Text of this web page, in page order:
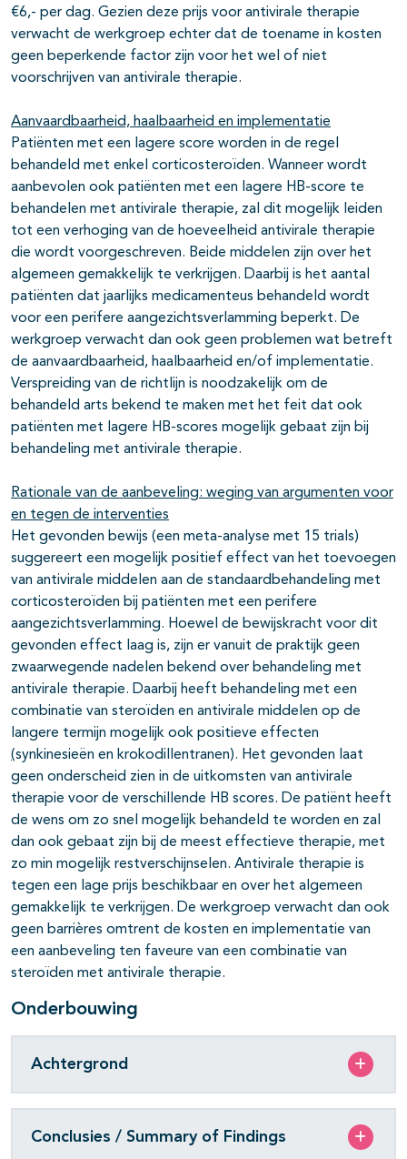
€6,- per dag. Gezien deze prijs voor antivirale therapie
verwacht de werkgroep echter dat de toename in kosten
geen beperkende factor zijn voor het wel of niet
voorschrijven van antivirale therapie.
Aanvaardbaarheid, haalbaarheid en implementatie
Patiënten met een lagere score worden in de regel
behandeld met enkel corticosteroïden. Wanneer wordt
aanbevolen ook patiënten met een lagere HB-score te
behandelen met antivirale therapie, zal dit mogelijk leiden
tot een verhoging van de hoeveelheid antivirale therapie
die wordt voorgeschreven. Beide middelen zijn over het
algemeen gemakkelijk te verkrijgen. Daarbij is het aantal
patiënten dat jaarlijks medicamenteus behandeld wordt
voor een perifere aangezichtsverlamming beperkt. De
werkgroep verwacht dan ook geen problemen wat betreft
de aanvaardbaarheid, haalbaarheid en/of implementatie.
Verspreiding van de richtlijn is noodzakelijk om de
behandeld arts bekend te maken met het feit dat ook
patiënten met lagere HB-scores mogelijk gebaat zijn bij
behandeling met antivirale therapie.
Rationale van de aanbeveling: weging van argumenten voor
en tegen de interventies
Het gevonden bewijs (een meta-analyse met 15 trials)
suggereert een mogelijk positief effect van het toevoegen
van antivirale middelen aan de standaardbehandeling met
corticosteroïden bij patiënten met een perifere
aangezichtsverlamming. Hoewel de bewijskracht voor dit
gevonden effect laag is, zijn er vanuit de praktijk geen
zwaarwegende nadelen bekend over behandeling met
antivirale therapie. Daarbij heeft behandeling met een
combinatie van steroïden en antivirale middelen op de
langere termijn mogelijk ook positieve effecten
(synkinesieën en krokodillentranen). Het gevonden laat
geen onderscheid zien in de uitkomsten van antivirale
therapie voor de verschillende HB scores. De patiënt heeft
de wens om zo snel mogelijk behandeld te worden en zal
dan ook gebaat zijn bij de meest effectieve therapie, met
zo min mogelijk restverschijnselen. Antivirale therapie is
tegen een lage prijs beschikbaar en over het algemeen
gemakkelijk te verkrijgen. De werkgroep verwacht dan ook
geen barrières omtrent de kosten en implementatie van
een aanbeveling ten faveure van een combinatie van
steroïden met antivirale therapie.
Onderbouwing
Achtergrond
Conclusies / Summary of Findings